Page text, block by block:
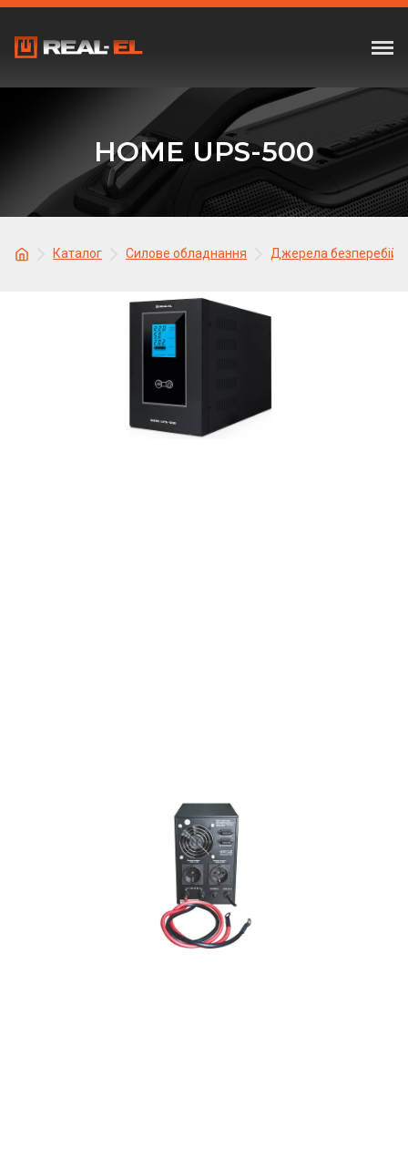
HOME UPS-500
Каталог Силове обладнання Джерела